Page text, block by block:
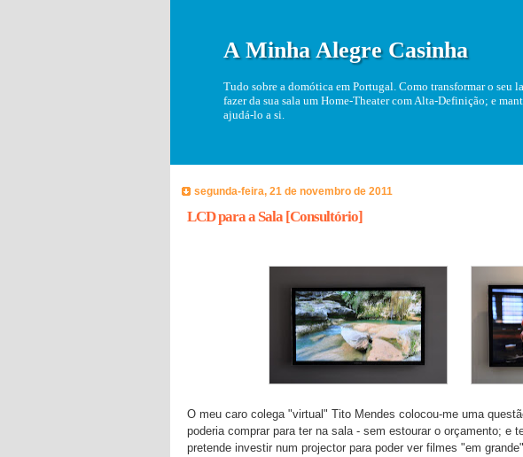
A Minha Alegre Casinha
Tudo sobre a domótica em Portugal. Como transformar o seu
fazer da sua sala um Home-Theater com Alta-Definição; e
ajudá-lo a si.
segunda-feira, 21 de novembro de 2011
LCD para a Sala [Consultório]
O meu caro colega "virtual" Tito Mendes colocou-me uma
poderia comprar para ter na sala - sem estourar o orçamento; e
pretende investir num projector para poder ver filmes "em